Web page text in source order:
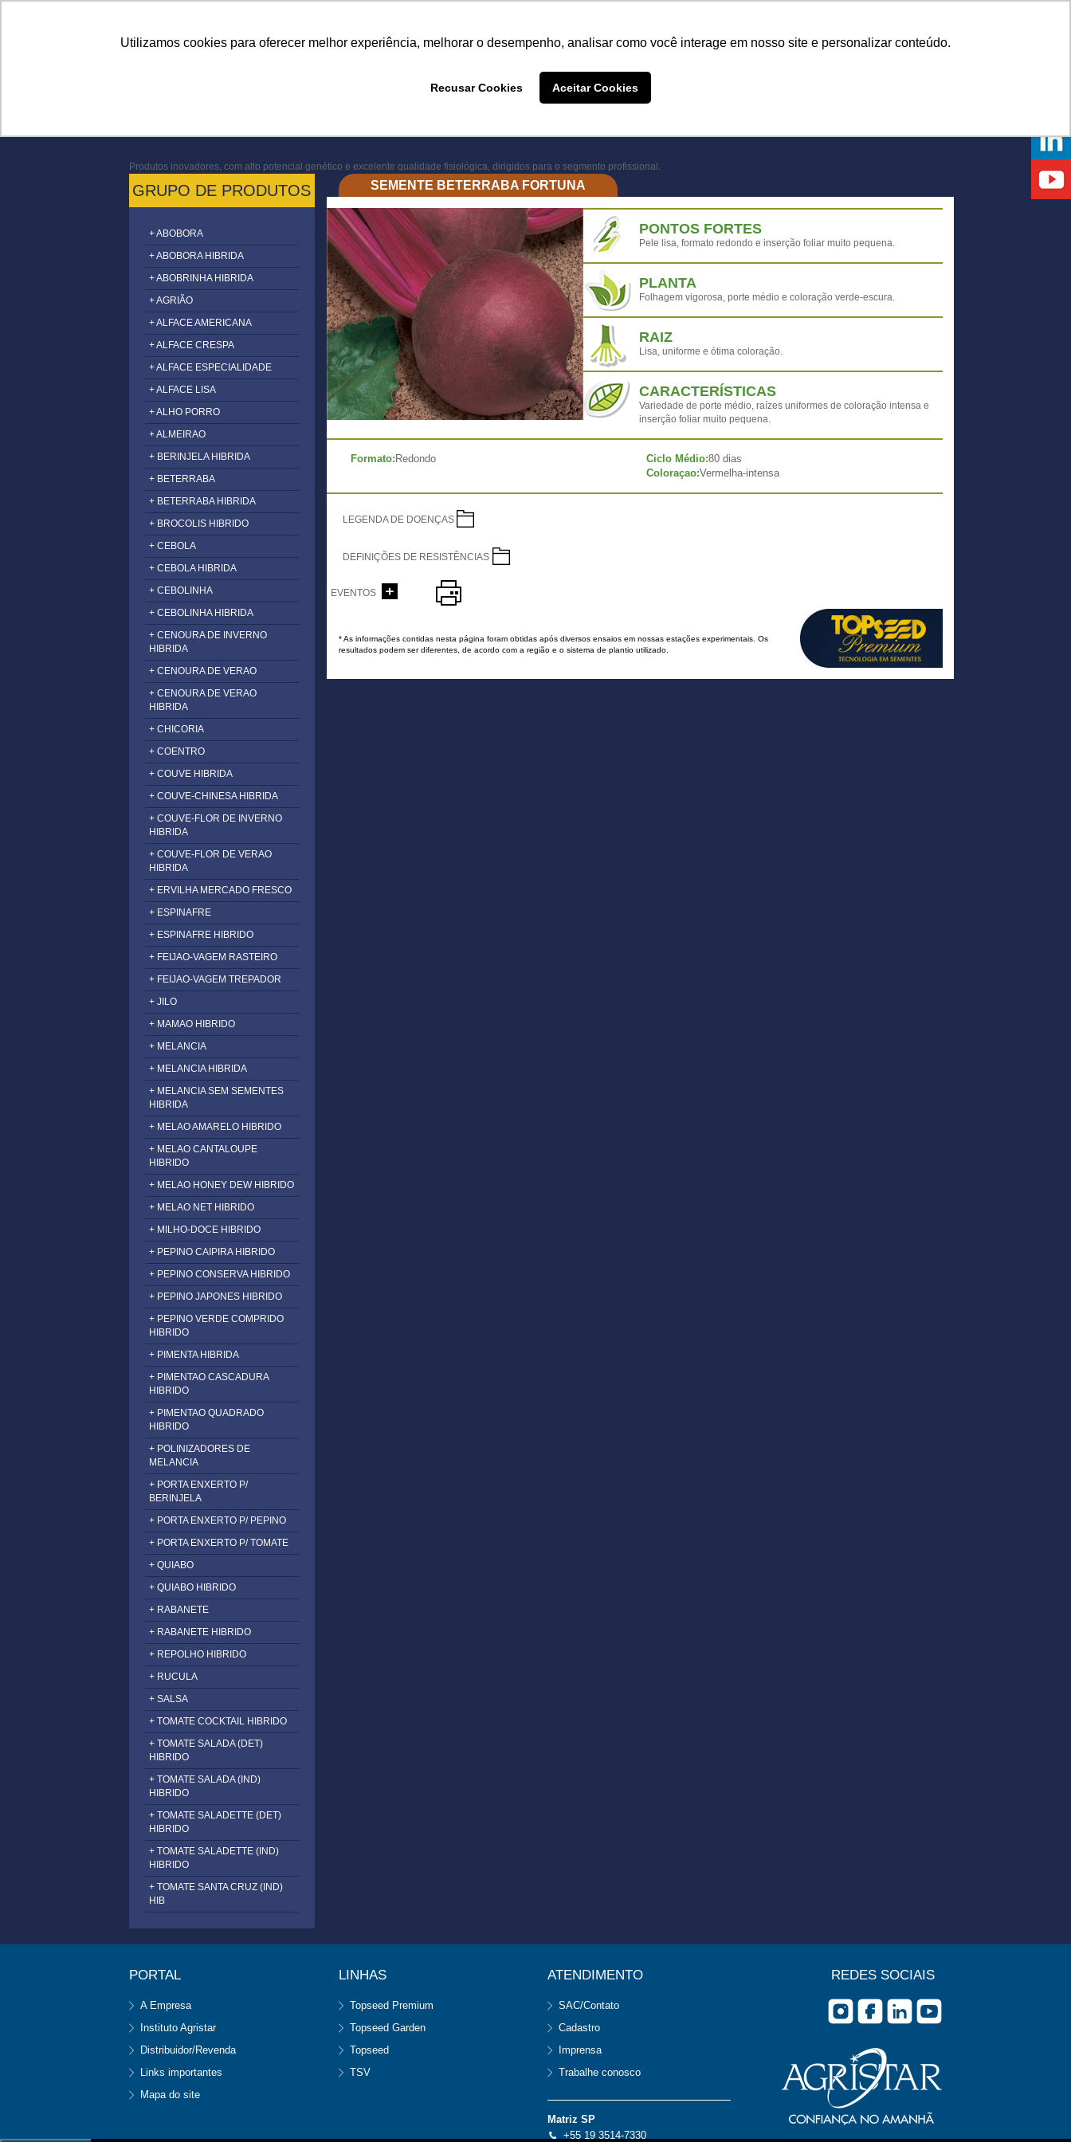
Utilizamos cookies para oferecer melhor experiência, melhorar o desempenho, analisar como você interage em nosso site e personalizar conteúdo.
Recusar Cookies Aceitar Cookies
Produtos inovadores, com alto potencial genético e excelente qualidade fisiológica, dirigidos para o segmento profissional.
GRUPO DE PRODUTOS
+ ABOBORA
+ ABOBORA HIBRIDA
+ ABOBRINHA HIBRIDA
+ AGRIÃO
+ ALFACE AMERICANA
+ ALFACE CRESPA
+ ALFACE ESPECIALIDADE
+ ALFACE LISA
+ ALHO PORRO
+ ALMEIRAO
+ BERINJELA HIBRIDA
+ BETERRABA
+ BETERRABA HIBRIDA
+ BROCOLIS HIBRIDO
+ CEBOLA
+ CEBOLA HIBRIDA
+ CEBOLINHA
+ CEBOLINHA HIBRIDA
+ CENOURA DE INVERNO
HIBRIDA
+ CENOURA DE VERAO
+ CENOURA DE VERAO
HIBRIDA
+ CHICORIA
+ COENTRO
+ COUVE HIBRIDA
+ COUVE-CHINESA HIBRIDA
+ COUVE-FLOR DE INVERNO
HIBRIDA
+ COUVE-FLOR DE VERAO
HIBRIDA
+ ERVILHA MERCADO FRESCO
+ ESPINAFRE
+ ESPINAFRE HIBRIDO
+ FEIJAO-VAGEM RASTEIRO
+ FEIJAO-VAGEM TREPADOR
+ JILO
+ MAMAO HIBRIDO
+ MELANCIA
+ MELANCIA HIBRIDA
+ MELANCIA SEM SEMENTES
HIBRIDA
+ MELAO AMARELO HIBRIDO
+ MELAO CANTALOUPE
HIBRIDO
+ MELAO HONEY DEW HIBRIDO
+ MELAO NET HIBRIDO
+ MILHO-DOCE HIBRIDO
+ PEPINO CAIPIRA HIBRIDO
+ PEPINO CONSERVA HIBRIDO
+ PEPINO JAPONES HIBRIDO
+ PEPINO VERDE COMPRIDO
HIBRIDO
+ PIMENTA HIBRIDA
+ PIMENTAO CASCADURA
HIBRIDO
+ PIMENTAO QUADRADO
HIBRIDO
+ POLINIZADORES DE
MELANCIA
+ PORTA ENXERTO P/
BERINJELA
+ PORTA ENXERTO P/ PEPINO
+ PORTA ENXERTO P/ TOMATE
+ QUIABO
+ QUIABO HIBRIDO
+ RABANETE
+ RABANETE HIBRIDO
+ REPOLHO HIBRIDO
+ RUCULA
+ SALSA
+ TOMATE COCKTAIL HIBRIDO
+ TOMATE SALADA (DET)
HIBRIDO
+ TOMATE SALADA (IND)
HIBRIDO
+ TOMATE SALADETTE (DET)
HIBRIDO
+ TOMATE SALADETTE (IND)
HIBRIDO
+ TOMATE SANTA CRUZ (IND)
HIB
SEMENTE BETERRABA FORTUNA
PONTOS FORTES
Pele lisa, formato redondo e inserção foliar muito pequena.
PLANTA
Folhagem vigorosa, porte médio e coloração verde-escura.
RAIZ
Lisa, uniforme e ótima coloração.
CARACTERÍSTICAS
Variedade de porte médio, raízes uniformes de coloração intensa e
inserção foliar muito pequena.
Ciclo Médio:80 dias
Formato: Redondo
Coloraçao:Vermelha-intensa
LEGENDA DE DOENÇAS
DEFINIÇÕES DE RESISTÊNCIAS
EVENTOS
* As informações contidas nesta página foram obtidas após diversos ensaios em nossas estações experimentais. Os
resultados podem ser diferentes, de acordo com a região e o sistema de plantio utilizado.
PORTAL
A Empresa
Instituto Agristar
Distribuidor/Revenda
Links importantes
Mapa do site
LINHAS
Topseed Premium
Topseed Garden
Topseed
TSV
ATENDIMENTO
SAC/Contato
Cadastro
Imprensa
Trabalhe conosco
Matriz SP
+55 19 3514-7330
REDES SOCIAIS